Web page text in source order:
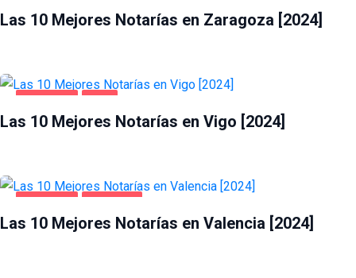
Las 10 Mejores Notarías en Zaragoza [2024]
Las 10 Mejores Notarías en Vigo [2024]
Las 10 Mejores Notarías en Valencia [2024]